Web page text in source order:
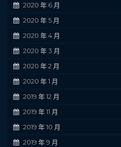
2020 年 6 月
2020 年 5 月
2020 年 4 月
2020 年 3 月
2020 年 2 月
2020 年 1 月
2019 年 12 月
2019 年 11 月
2019 年 10 月
2019 年 9 月